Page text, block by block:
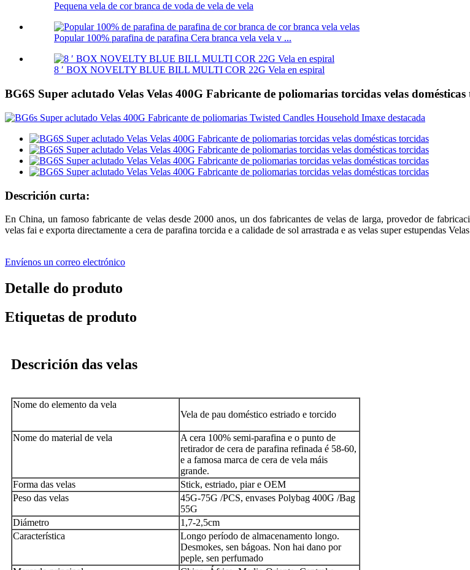
Pequena vela de cor branca de voda de vela de vela
Popular 100% parafina de parafina Cera branca vela vela v ...
8 ′ BOX NOVELTY BLUE BILL MULTI COR 22G Vela en espiral
BG6S Super aclutado Velas Velas 400G Fabricante de poliomarias torcidas velas domésticas
Descrición curta:
En China, un famoso fabricante de velas desde 2000 anos, un dos fabricantes de velas de larga, provedor de
velas fai e exporta directamente a cera de parafina torcida e a calidade de sol arrastrada e as velas super estupendas Velas
Envíenos un correo electrónico
Detalle do produto
Etiquetas de produto
Descrición das velas
Nome do elemento da vela
Vela de pau doméstico estriado e torcido
Nome do material de vela
A cera 100% semi-parafina e o punto de
retirador de cera de parafina refinada é 58-60,
e a famosa marca de cera de vela máis
grande.
Forma das velas
Stick, estriado, piar e OEM
Peso das velas
45G-75G /PCS, envases Polybag 400G /Bag
55G
Diámetro
1,7-2,5cm
Característica
Longo período de almacenamento longo.
Desmokes, sen bágoas. Non hai dano por
peple, sen perfumado